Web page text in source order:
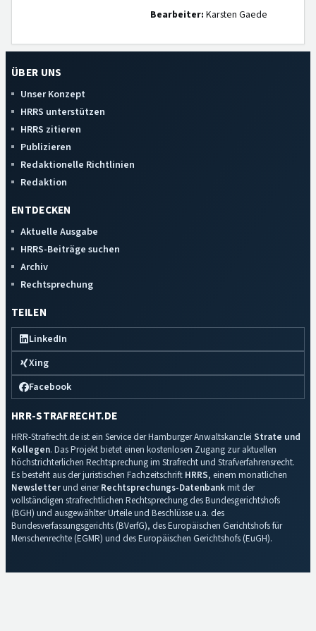
Bearbeiter: Karsten Gaede
ÜBER UNS
Unser Konzept
HRRS unterstützen
HRRS zitieren
Publizieren
Redaktionelle Richtlinien
Redaktion
ENTDECKEN
Aktuelle Ausgabe
HRRS-Beiträge suchen
Archiv
Rechtsprechung
TEILEN
LinkedIn
Xing
Facebook
HRR-STRAFRECHT.DE
HRR-Strafrecht.de ist ein Service der Hamburger Anwaltskanzlei Strate und
Kollegen. Das Projekt bietet einen kostenlosen Zugang zur aktuellen
höchstrichterlichen Rechtsprechung im Strafrecht und Strafverfahrensrecht.
Es besteht aus der juristischen Fachzeitschrift HRRS, einem monatlichen
Newsletterund einerRechtsprechungs-Datenbankmit der
vollständigen strafrechtlichen Rechtsprechung des Bundesgerichtshofs
(BGH) und ausgewählter Urteile und Beschlüsse u.a. des
Bundesverfassungsgerichts (BVerfG), des Europäischen Gerichtshofs für
Menschenrechte (EGMR) und des Europäischen Gerichtshofs (EuGH).